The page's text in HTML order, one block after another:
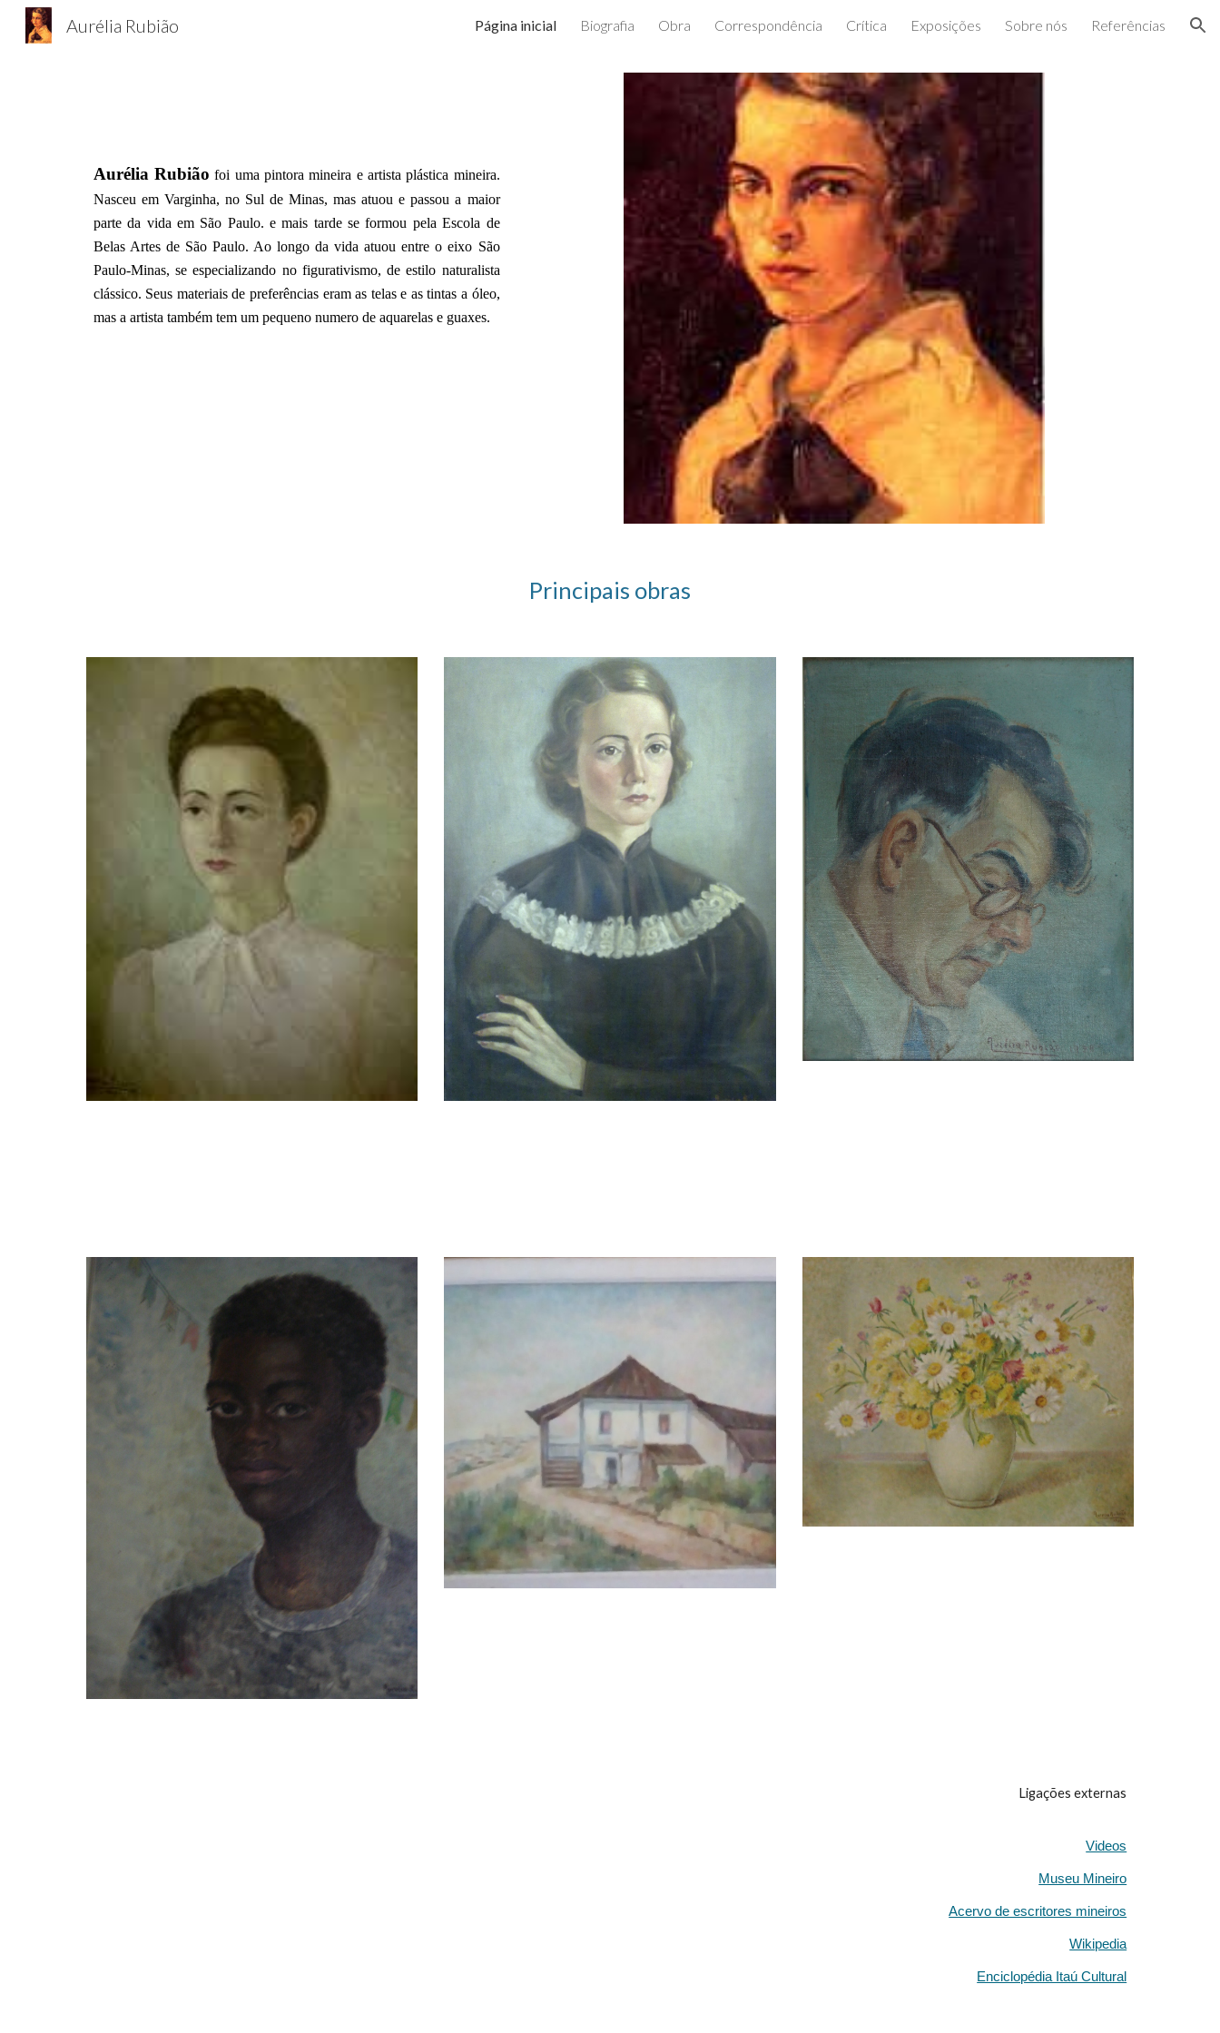
Skip to main content Skip to navigation
Aurélia Rubião Página inicial Biografia Obra Correspondência Crítica Exposições Sobre nós Referências
Aurélia Rubião foi uma pintora mineira e artista plástica mineira.
Nasceu em Varginha, no Sul de Minas, mas atuou e passou a maior
parte da vida em São Paulo. e mais tarde se formou pela Escola de
Belas Artes de São Paulo. Ao longo da vida atuou entre o eixo São
Paulo-Minas, se especializando no figurativismo, de estilo naturalista
clássico. Seus materiais de preferências eram as telas e as tintas a óleo,
mas a artista também tem um pequeno numero de aquarelas e guaxes.
Principais obras
Ligações externas
Videos
Museu Mineiro
Acervo de escritores mineiros
Wikipedia
Enciclopédia Itaú Cultural